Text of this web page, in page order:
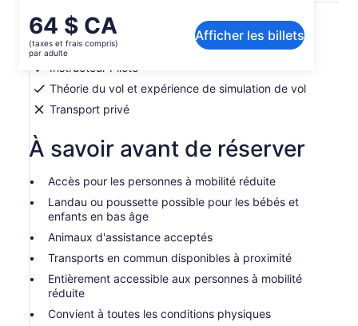
Le
prix
est
de 64 $ CA.
par
64 $ CA
(taxes et frais compris)
par adulte
Afficher les billets
Inclusions et exclusions
Visite guidée du musée
Instructeur Pilote
Théorie du vol et expérience de simulation de vol
Transport privé
À savoir avant de réserver
Accès pour les personnes à mobilité réduite
Landau ou poussette possible pour les bébés et
enfants en bas âge
Animaux d'assistance acceptés
Transports en commun disponibles à proximité
Entièrement accessible aux personnes à mobilité
réduite
Convient à toutes les conditions physiques